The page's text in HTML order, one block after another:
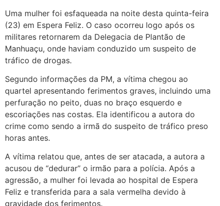
Uma mulher foi esfaqueada na noite desta quinta-feira
(23) em Espera Feliz. O caso ocorreu logo após os
militares retornarem da Delegacia de Plantão de
Manhuaçu, onde haviam conduzido um suspeito de
tráfico de drogas.
Segundo informações da PM, a vítima chegou ao
quartel apresentando ferimentos graves, incluindo uma
perfuração no peito, duas no braço esquerdo e
escoriações nas costas. Ela identificou a autora do
crime como sendo a irmã do suspeito de tráfico preso
horas antes.
A vítima relatou que, antes de ser atacada, a autora a
acusou de “dedurar” o irmão para a polícia. Após a
agressão, a mulher foi levada ao hospital de Espera
Feliz e transferida para a sala vermelha devido à
gravidade dos ferimentos.